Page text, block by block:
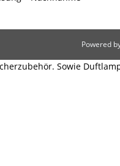
Powered
Sowie